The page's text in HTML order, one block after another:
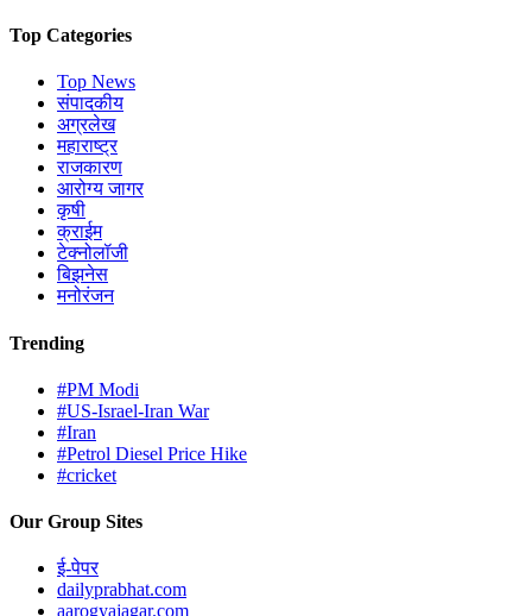
Top Categories
Top News
संपादकीय
अग्रलेख
महाराष्ट्र
राजकारण
आरोग्य जागर
कृषी
क्राईम
टेक्नोलॉजी
बिझनेस
मनोरंजन
Trending
#PM Modi
#US-Israel-Iran War
#Iran
#Petrol Diesel Price Hike
#cricket
Our Group Sites
ई-पेपर
dailyprabhat.com
aarogyajagar.com